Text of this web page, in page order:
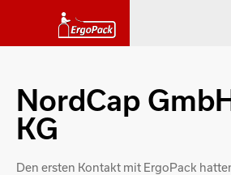
NordCap
KG
Den ersten Kontakt mit ErgoPack